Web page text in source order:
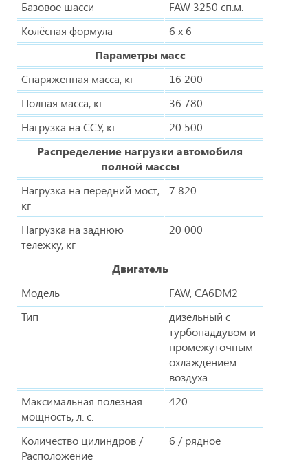
Базовое шасси
FAW 3250 сп.м.
Колёсная формула
6 х 6
Параметры масс
Снаряженная масса, кг
16 200
Полная масса, кг
36 780
Нагрузка на ССУ, кг
20 500
Распределение нагрузки автомобиля
полной массы
Нагрузка на передний мост,
кг
7 820
Нагрузка на заднюю
тележку, кг
20 000
Двигатель
Модель
FAW, CA6DM2
Тип
дизельный с
турбонаддувом и
промежуточным
охлаждением
воздуха
Максимальная полезная
мощность, л. с.
420
Количество цилиндров /
Расположение
6 / рядное